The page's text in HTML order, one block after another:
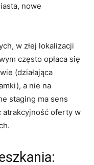
nowe
w złej lokalizacji
często opłaca się
(działająca
a nie na
staging ma sens
atrakcyjność oferty w